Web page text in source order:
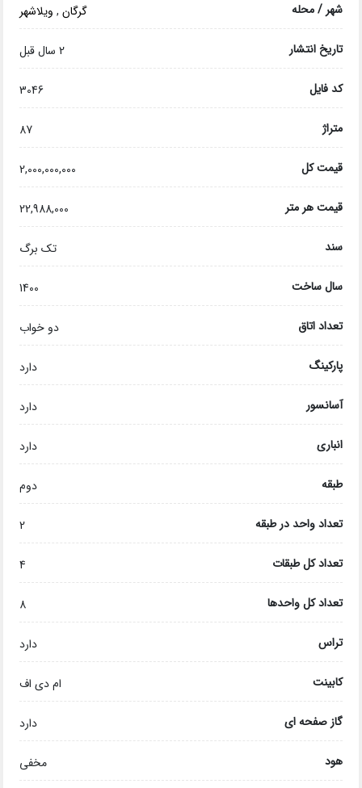
شهر / محله گرگان, ویلاشهر
تاریخ انتشار 2 سال قبل
کد فایل 3046
متراژ 87
قیمت کل 2,000,000,000
قیمت هر متر 22,988,000
سند تک برگ
سال ساخت 1400
تعداد اتاق دو خواب
پارکینگ دارد
آسانسور دارد
انباری دارد
طبقه دوم
تعداد واحد در طبقه 2
تعداد کل طبقات 4
تعداد کل واحدها 8
تراس دارد
کابینت ام دی اف
گاز صفحه ای دارد
هود مخفی